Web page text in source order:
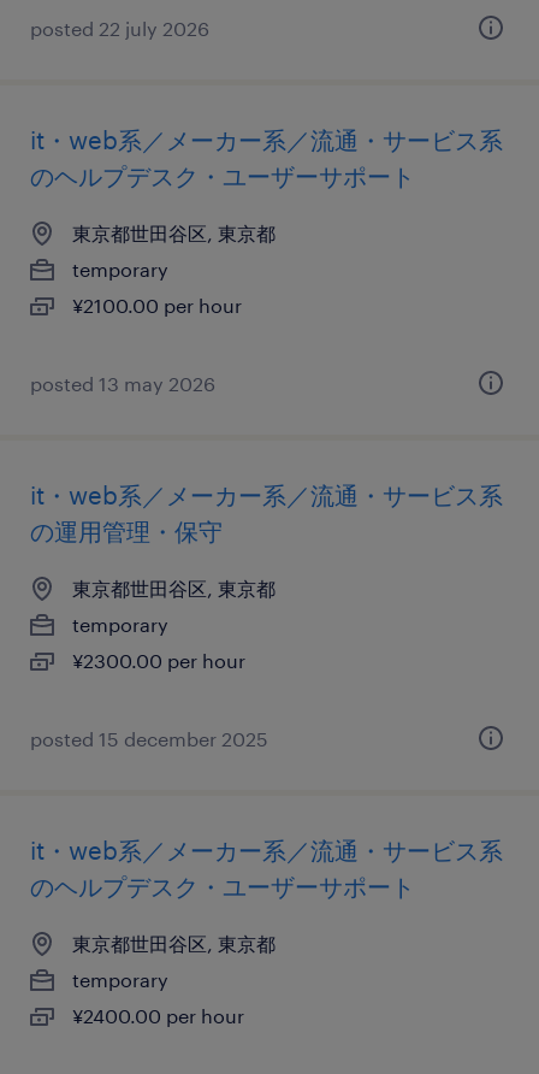
posted 22 july 2026
it・web系／メーカー系／流通・サービス系
のヘルプデスク・ユーザーサポート
東京都世田谷区, 東京都
temporary
¥2100.00 per hour
posted 13 may 2026
it・web系／メーカー系／流通・サービス系
の運用管理・保守
東京都世田谷区, 東京都
temporary
¥2300.00 per hour
posted 15 december 2025
it・web系／メーカー系／流通・サービス系
のヘルプデスク・ユーザーサポート
東京都世田谷区, 東京都
temporary
¥2400.00 per hour